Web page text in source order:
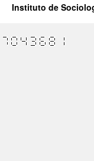
Instituto de